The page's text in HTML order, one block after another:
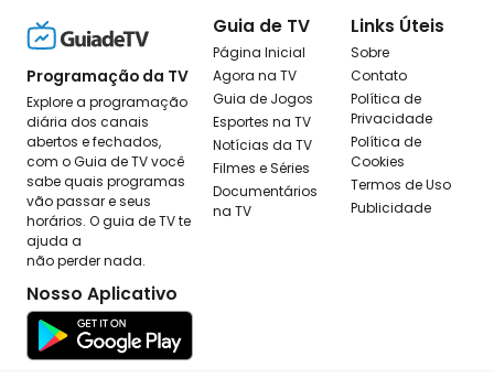
Programação da TV
Explore a programação
diária dos canais
abertos e fechados,
com o Guia de TV você
sabe quais programas
vão passar e seus
horários. O guia de TV te
ajuda a
não perder nada.
Nosso Aplicativo
Guia de TV
Página Inicial
Agora na TV
Guia de Jogos
Esportes na TV
Notícias da TV
Filmes e Séries
Documentários
na TV
Links Úteis
Sobre
Contato
Política de
Privacidade
Política de
Cookies
Termos de Uso
Publicidade